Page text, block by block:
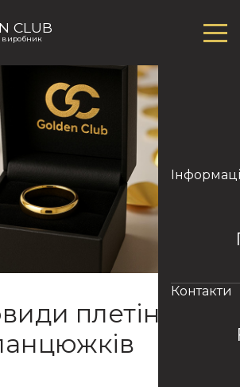
CLUB
виробник
Контакти
плетіння